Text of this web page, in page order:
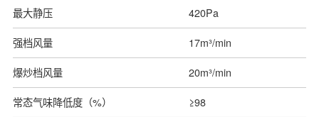
最大静压 420Pa
强档风量 17m³/min
爆炒档风量 20m³/min
常态气味降低度（%） ≥98